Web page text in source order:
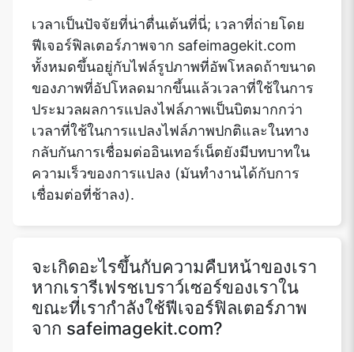
เวลาเป็นปัจจัยที่น่าตื่นเต้นที่นี่; เวลาที่ถ่ายโดย
ฟีเจอร์ฟิลเตอร์ภาพจาก safeimagekit.com
ทั้งหมดขึ้นอยู่กับไฟล์รูปภาพที่อัพโหลดถ้าขนาด
ของภาพที่อัปโหลดมากขึ้นแล้วเวลาที่ใช้ในการ
ประมวลผลการแปลงไฟล์ภาพเป็นบิตมากกว่า
เวลาที่ใช้ในการแปลงไฟล์ภาพปกติและในทาง
กลับกันการเชื่อมต่ออินเทอร์เน็ตยังมีบทบาทใน
ความเร็วของการแปลง (มันทำงานได้กับการ
เชื่อมต่อที่ช้าลง).
จะเกิดอะไรขึ้นกับความคืบหน้าของเรา
หากเรารีเฟรชเบราว์เซอร์ของเราใน
ขณะที่เรากำลังใช้ฟีเจอร์ฟิลเตอร์ภาพ
จาก safeimagekit.com?